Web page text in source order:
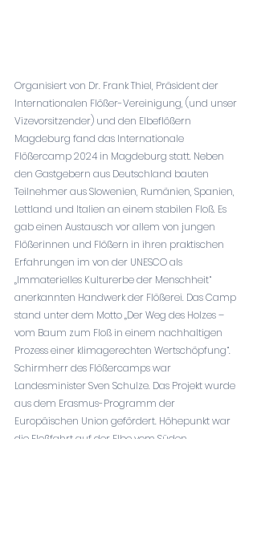
Organisiert von Dr. Frank Thiel, Präsident der
Internationalen Flößer-Vereinigung, (und unser
Vizevorsitzender) und den Elbeflößern
Magdeburg fand das Internationale
Flößercamp 2024 in Magdeburg statt. Neben
den Gastgebern aus Deutschland bauten
Teilnehmer aus Slowenien, Rumänien, Spanien,
Lettland und Italien an einem stabilen Floß. Es
gab einen Austausch vor allem von jungen
Flößerinnen und Flößern in ihren praktischen
Erfahrungen im von der UNESCO als
„Immaterielles Kulturerbe der Menschheit“
anerkannten Handwerk der Flößerei. Das Camp
stand unter dem Motto „Der Weg des Holzes –
vom Baum zum Floß in einem nachhaltigen
Prozess einer klimagerechten Wertschöpfung“.
Schirmherr des Flößercamps war
Landesminister Sven Schulze. Das Projekt wurde
aus dem Erasmus-Programm der
Europäischen Union gefördert. Höhepunkt war
die Floßfahrt auf der Elbe vom Süden